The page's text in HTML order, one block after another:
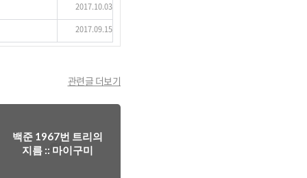
2017.10.03
2017.09.15
관련글 더보기
백준 1967번 트리의
지름 :: 마이구미